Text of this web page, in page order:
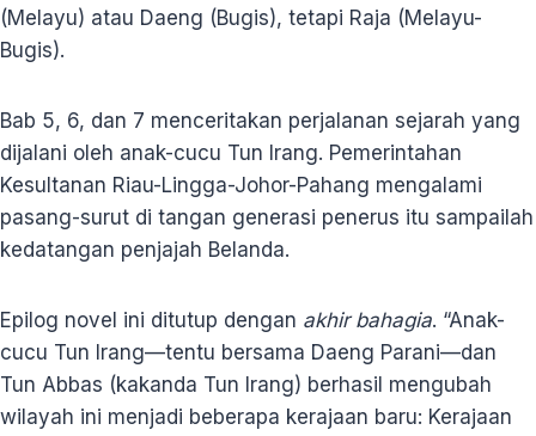
(Melayu) atau Daeng (Bugis), tetapi Raja (Melayu-
Bugis).
Bab 5, 6, dan 7 menceritakan perjalanan sejarah yang
dijalani oleh anak-cucu Tun Irang. Pemerintahan
Kesultanan Riau-Lingga-Johor-Pahang mengalami
pasang-surut di tangan generasi penerus itu sampailah
kedatangan penjajah Belanda.
Epilog novel ini ditutup dengan akhir bahagia. “Anak-
cucu Tun Irang—tentu bersama Daeng Parani—dan
Tun Abbas (kakanda Tun Irang) berhasil mengubah
wilayah ini menjadi beberapa kerajaan baru: Kerajaan